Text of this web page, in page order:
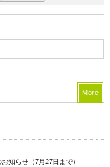
知らせ（7月27日まで）
More